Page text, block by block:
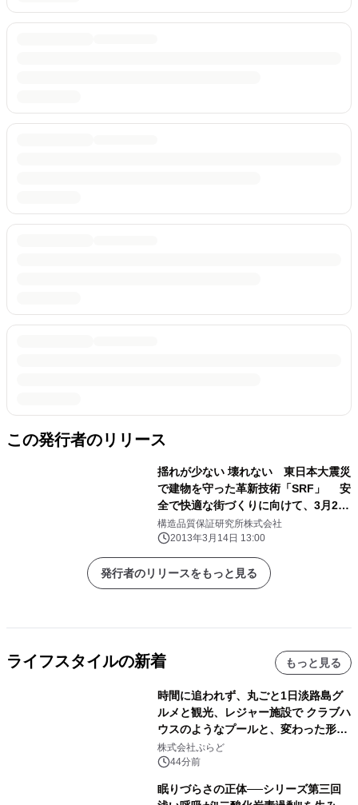
この発行者のリリース
揺れが少ない 壊れない 東日本大震災
で建物を守った革新技術「SRF」 安
全で快適な街づくりに向けて、3月23
日 SRF1万本記念シンポジウム開
催！
構造品質保証研究所株式会社
2013年3月14日 13:00
発行者のリリースをもっと見る
ライフスタイルの新着 もっと見る
時間に追われず、丸ごと1日淡路島グ
ルメと観光、レジャー施設で クラブハ
ウスのようなプールと、変わった形の
サウナも 「THE BOXY AWAJI」のお
得な素泊まり連泊プランで
株式会社ぷらど
44分前
眠りづらさの正体──シリーズ第三回